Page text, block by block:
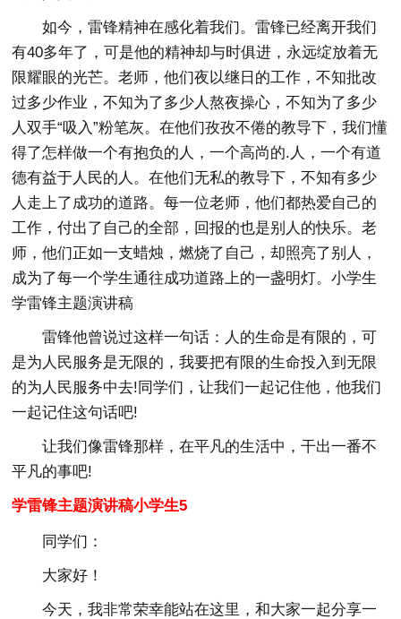
如今，雷锋精神在感化着我们。雷锋已经离开我们
有40多年了，可是他的精神却与时俱进，永远绽放着无
限耀眼的光芒。老师，他们夜以继日的工作，不知批改
过多少作业，不知为了多少人熬夜操心，不知为了多少
人双手“吸入”粉笔灰。在他们孜孜不倦的教导下，我们懂
得了怎样做一个有抱负的人，一个高尚的.人，一个有道
德有益于人民的人。在他们无私的教导下，不知有多少
人走上了成功的道路。每一位老师，他们都热爱自己的
工作，付出了自己的全部，回报的也是别人的快乐。老
师，他们正如一支蜡烛，燃烧了自己，却照亮了别人，
成为了每一个学生通往成功道路上的一盏明灯。小学生
学雷锋主题演讲稿
雷锋他曾说过这样一句话：人的生命是有限的，可
是为人民服务是无限的，我要把有限的生命投入到无限
的为人民服务中去!同学们，让我们一起记住他，他我们
一起记住这句话吧!
让我们像雷锋那样，在平凡的生活中，干出一番不
平凡的事吧!
学雷锋主题演讲稿小学生5
同学们：
大家好！
今天，我非常荣幸能站在这里，和大家一起分享一